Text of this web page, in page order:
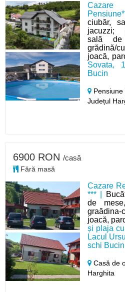
ciubăr,
jacuzzi;
sală de
grădină/
joacă,
Sovata,
Bucin
Județul
Cazare
*** |
de
joacă,
și plaja
Lacul
schi Bucin
Casă de
Harghita
6900 RON /casă
Fără masă